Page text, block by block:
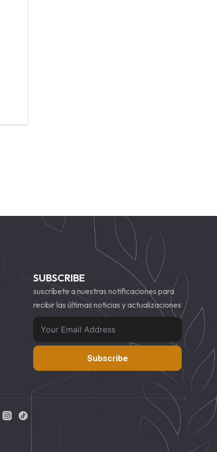
SUBSCRIBE
suscríbete a nuestras notificaciones para
recibir las últimas noticias y actualizaciones
Subscribe